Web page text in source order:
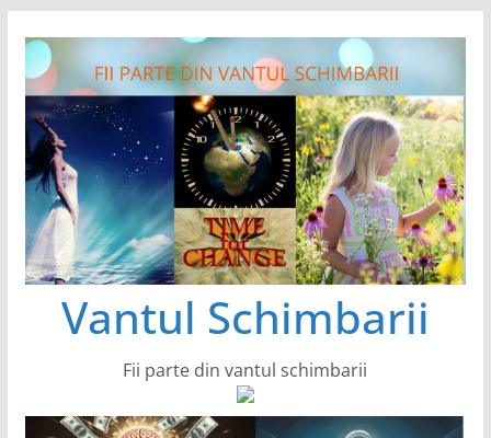
conținut
Vantul Schimbarii
Fii parte din vantul schimbarii